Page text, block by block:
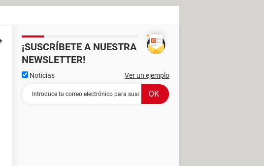
¡SUSCRÍBETE A NUESTRA
NEWSLETTER!
Noticias Ver un ejemplo